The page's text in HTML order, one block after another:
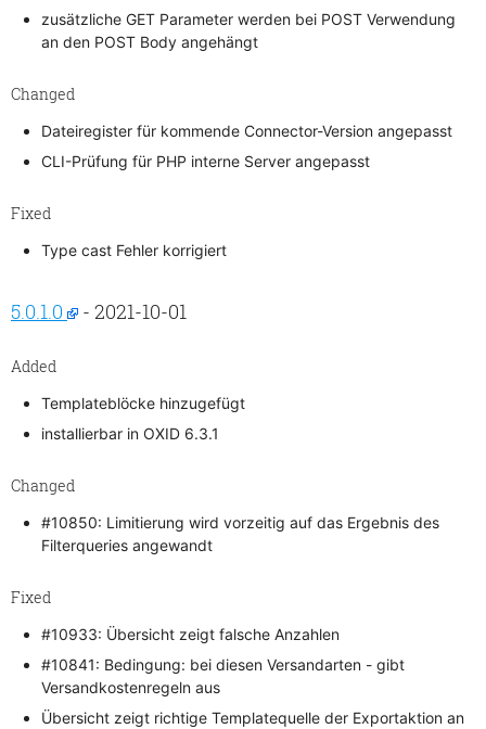
zusätzliche GET Parameter werden bei POST Verwendung
an den POST Body angehängt
Changed
Dateiregister für kommende Connector-Version angepasst
CLI-Prüfung für PHP interne Server angepasst
Fixed
Type cast Fehler korrigiert
5.0.1.0 - 2021-10-01
Added
Templateblöcke hinzugefügt
installierbar in OXID 6.3.1
Changed
#10850: Limitierung wird vorzeitig auf das Ergebnis des
Filterqueries angewandt
Fixed
#10933: Übersicht zeigt falsche Anzahlen
#10841: Bedingung: bei diesen Versandarten - gibt
Versandkostenregeln aus
Übersicht zeigt richtige Templatequelle der Exportaktion an